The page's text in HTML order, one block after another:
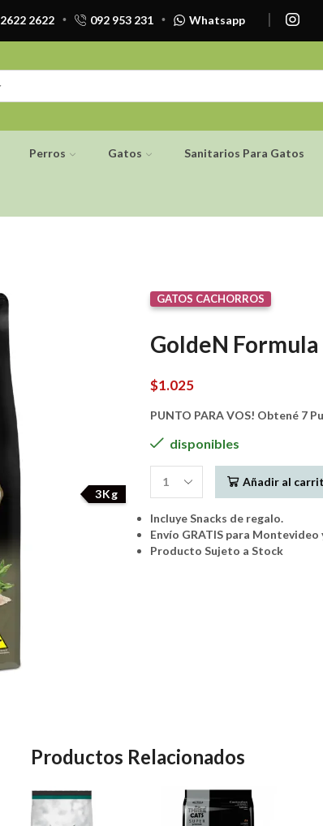
2622 2622 092 953 231 Whatsapp
Perros Gatos Sanitarios Para Gatos
3Kg
GATOS CACHORROS
GoldeN
$1.025
PUNTO PARA VOS! Obtené 7
disponibles
GoldeN
Gato
Cachorro
Pollo
Añadir al
Incluye Snacks de regalo.
Envío GRATIS para
Producto Sujeto a Stock
Productos Relacionados